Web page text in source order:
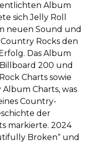
Album
sich Jelly Roll
neuen Sound und
Rocks den
Das Album
200 und
Charts sowie
Charts, was
Country-
der
markierte. 2024
Broken“ und